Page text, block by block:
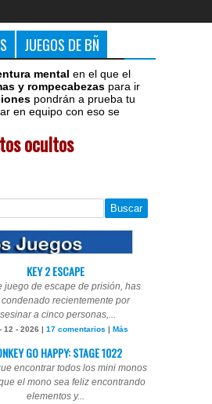
JUEGOS DE BÑ
mental en el que el
y rompecabezas para ir
pondrán a prueba tu
en equipo con eso se
ocultos
KEY 2 ESCAPE
juego de escape de prisión, has
recientemente por
a cinco personas,...
12 - 2026 | 17 comentarios | Más
GO HAPPY: STAGE 1022
encontrar todos los mini monos
el mono sea feliz encontrando
elementos y...